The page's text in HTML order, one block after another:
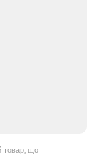
товар, що